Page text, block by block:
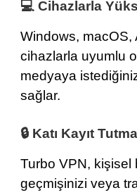
💻 Cihazlarla
Windows, macOS,
cihazlarla uyumlu
medyaya
sağlar.
🔒 Katı Kayıt
Turbo VPN, kişisel
geçmişinizi veya